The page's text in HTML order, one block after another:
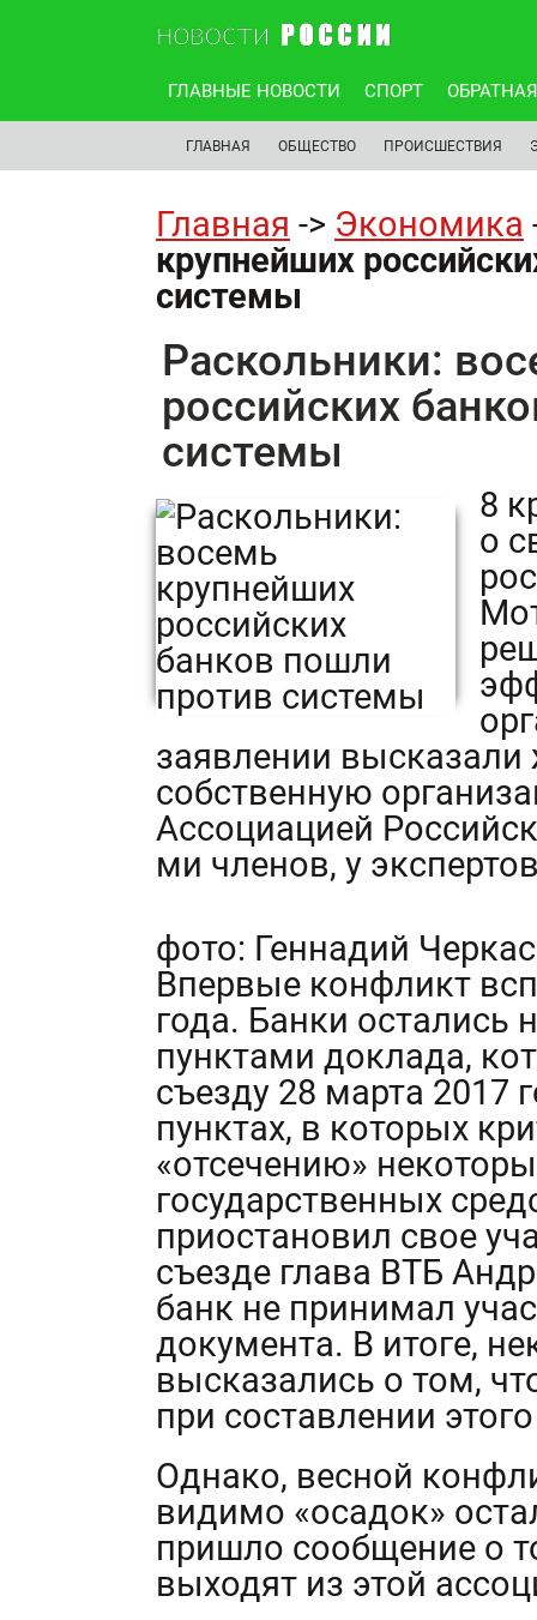
ГЛАВНЫЕ НОВОСТИ СПОРТ
ГЛАВНАЯ ОБЩЕСТВО ПРОИСШЕСТВИЯ
Главная -> Экономика
крупнейших
системы
Раскольники:
российских
системы
8
о
заявлении высказали
собственную
Ассоциацией
ми членов, у
фото: Геннадий
Впервые конфликт
года. Банки
пунктами доклада,
съезду 28 марта 2017
пунктах, в которых
«отсечению»
государственных
приостановил свое
съезде глава ВТБ
банк не принимал
документа. В итоге,
высказались о том,
при составлении
Однако, весной
видимо «осадок»
пришло сообщение о
выходят из этой